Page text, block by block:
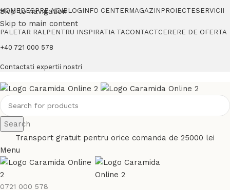
Skip to navigation
Skip to main content
HOMEDESPRE NOIBLOG INFO CENTERMAGAZIN PROIECTESERVICII
PALETAR RALPENTRU INSPIRATIA TACONTACTCERERE DE OFERTA
+40 721 000 578
Contactati expertii nostri
Search
Transport gratuit pentru orice comanda de 25000 lei
Menu
0721 000 578